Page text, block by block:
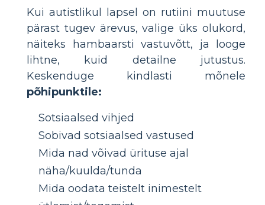
Kui autistlikul lapsel on rutiini muutuse
pärast tugev ärevus, valige üks olukord,
näiteks hambaarsti vastuvõtt, ja looge
lihtne, kuid detailne jutustus.
Keskenduge kindlasti mõnele
põhipunktile:
Sotsiaalsed vihjed
Sobivad sotsiaalsed vastused
Mida nad võivad ürituse ajal
näha/kuulda/tunda
Mida oodata teistelt inimestelt